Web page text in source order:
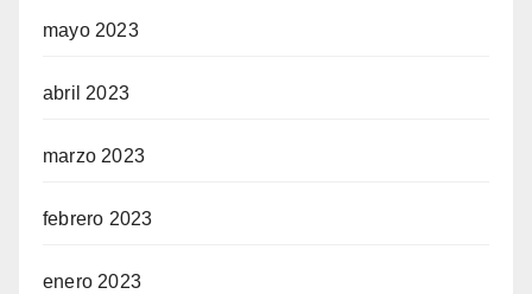
mayo 2023
abril 2023
marzo 2023
febrero 2023
enero 2023